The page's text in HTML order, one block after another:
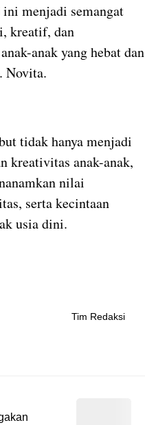
menjadi semangat
kreatif, dan
anak yang hebat dan
Novita.
tidak hanya menjadi
kreativitas anak-anak,
nilai
serta kecintaan
usia dini.
Tim Redaksi